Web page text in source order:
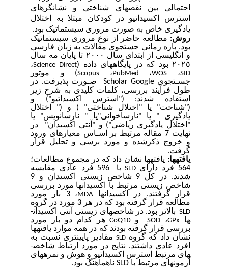
احتمالی بین نقص­های شناختیو نشانگرهای
استرس اکسیداتیو در کودکان مبتلا به اختلال
یادگیری خاص به صورت مروری سیستماتیک بود.
روش: مطالعه حاضر از نوع مروری سیستماتیک
بود. بازه زمانی جستجوی مقالات به زبان فارسی
و انگلیسی از ابتدای سال ٢٠٠٠ تا پایان مه سال
٢٠٢٥ بود که در پایگاه­هایداده(
Science Direct،
SID ، WOS، PubMed، Scopus
) و
موتور
جسـتجویScholar Googleصـورت پذیرفت. در
طول فرآیند بررسی، کلمات کلیدی به شرح زیر
استفاده شدند: ("استرس اکسیداتیو") و
("شناخت" یا "اختلال شناختی" ) و ("
اختلال
یادگیری " یا "نارساخوانی"یا "
نارسانویس" یا
"اختلال یادگیری ریاضی" ) و "آنتی اکسیدان" در
نهایت7 مقاله مرتبط بر اسـاس معیارهای ورود
و خروج ذکرشده و مورد برسی و تحلیل قرار
گرفت.
یافته­ها:یافته­ها نشان داد که در مجموع مطالعات؛
564 فرد دارای
SLDبا
596 فرد عادی مقایسه
شدند
. در کل 9 شاخص زیستی اکسیدان و 9
شاخص زیستی مرتبط با اکسیدان­ها مورد بررسی
قرار گرفتند. در اکسیدان­هاMDA ،
3 بار مورد
مطالعه قرار گرفته بود که در هر 3 مورد در گروه
SLDبالاتر بود. در شاخص­های زیستی آنتی اکسیدان­
هاGPx،SOD وCoQ10 هر کدام دو بار مورد
بررسی قرار گرفته بودند که در همه موارد یافته­ها
نشان داد که گروهSLD مقادیر پایین­تری نسبت به
افرد عادی داشتند.نتایج در مورد ارتباط شاخص­
های مرتبط استرس اکسیداتیو و هوش و نمره­های
آزمون­های مرتبط باSLDناهماهنگ بود.